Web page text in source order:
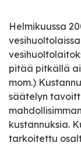
Helmikuussa
pitää pitkällä
mom.)
säätelyn
kustannuksia.
tarkoitettu